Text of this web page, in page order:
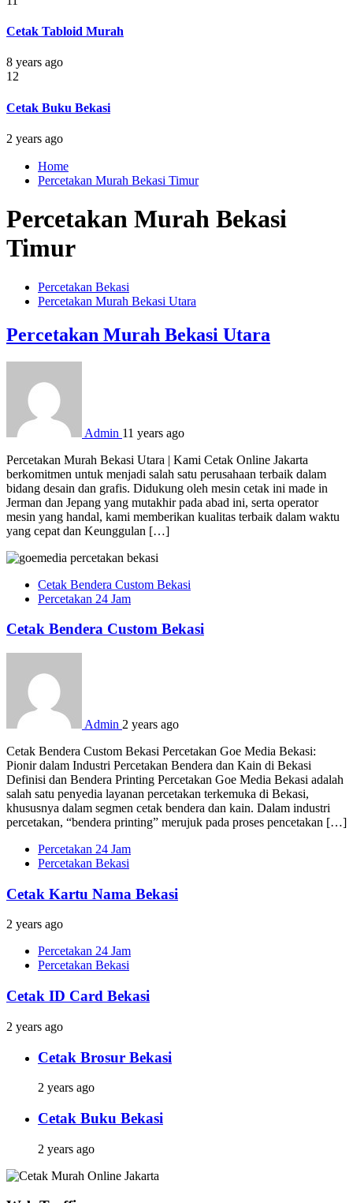
Cetak Tabloid Murah
8 years ago
12
Cetak Buku Bekasi
2 years ago
Home
Percetakan Murah Bekasi Timur
Percetakan Murah Bekasi
Timur
Percetakan Bekasi
Percetakan Murah Bekasi Utara
Percetakan Murah Bekasi Utara
Admin 11 years ago
Percetakan Murah Bekasi Utara | Kami Cetak Online Jakarta
berkomitmen untuk menjadi salah satu perusahaan terbaik dalam
bidang desain dan grafis. Didukung oleh mesin cetak ini made in
Jerman dan Jepang yang mutakhir pada abad ini, serta operator
mesin yang handal, kami memberikan kualitas terbaik dalam waktu
yang cepat dan Keunggulan […]
Cetak Bendera Custom Bekasi
Percetakan 24 Jam
Cetak Bendera Custom Bekasi
Admin 2 years ago
Cetak Bendera Custom Bekasi Percetakan Goe Media Bekasi:
Pionir dalam Industri Percetakan Bendera dan Kain di Bekasi
Definisi dan Bendera Printing Percetakan Goe Media Bekasi adalah
salah satu penyedia layanan percetakan terkemuka di Bekasi,
khususnya dalam segmen cetak bendera dan kain. Dalam industri
percetakan, “bendera printing” merujuk pada proses pencetakan […]
Percetakan 24 Jam
Percetakan Bekasi
Cetak Kartu Nama Bekasi
2 years ago
Percetakan 24 Jam
Percetakan Bekasi
Cetak ID Card Bekasi
2 years ago
Cetak Brosur Bekasi
2 years ago
Cetak Buku Bekasi
2 years ago